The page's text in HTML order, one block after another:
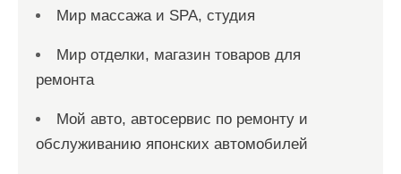
Мир массажа и SPA, студия
Мир отделки, магазин товаров для
ремонта
Мой авто, автосервис по ремонту и
обслуживанию японских автомобилей